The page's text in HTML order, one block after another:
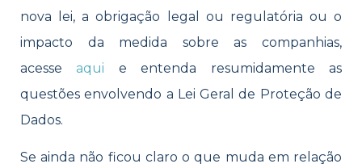
nova lei, a obrigação legal ou regulatória ou o
impacto da medida sobre as companhias,
acesseaqui e entenda resumidamente as
questões envolvendo a Lei Geral de Proteção de
Dados.
Se ainda não ficou claro o que muda em relação